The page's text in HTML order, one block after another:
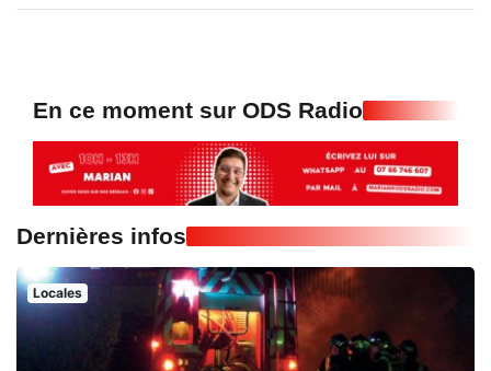
En ce moment sur ODS Radio
Dernières infos
Locales